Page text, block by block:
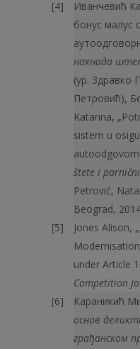
Иванчевић
бонус малус
накнада
(ур. Здравко
Петровић),
Katarina,
sistem u
štete i
Petrović,
Beograd,
Jones Alison,
under Article
Competition
Караникић
основ
грађанском